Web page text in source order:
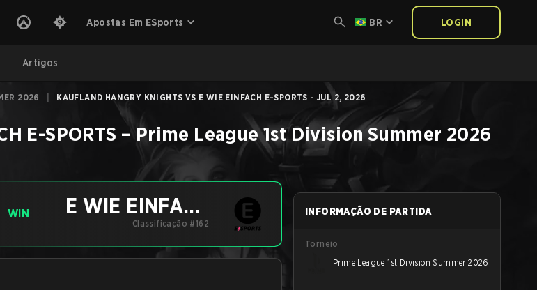
Apostas Em ESports BR LOGIN
Artigos
2026 KAUFLAND HANGRY KNIGHTS VS E WIE EINFACH E-SPORTS - JUL 2, 2026
E-SPORTS – Prime League 1st Division Summer 2026
WIN
E WIE EINFACH
E-SPORTS
Classificação #162
INFORMAÇÃO DE PARTIDA
Torneio
Prime League 1st Division Summer 2026